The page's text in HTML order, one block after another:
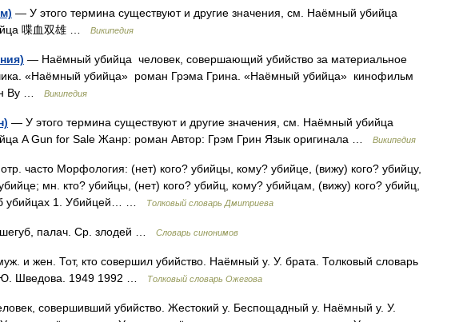
— У этого термина существуют и другие значения, см. Наёмный убийца
喋血双雄 …
Википедия
— Наёмный убийца человек, совершающий убийство за материальное
«Наёмный убийца» роман Грэма Грина. «Наёмный убийца» кинофильм
Ву …
Википедия
— У этого термина существуют и другие значения, см. Наёмный убийца
A Gun for Sale Жанр: роман Автор: Грэм Грин Язык оригинала …
Википедия
часто Морфология: (нет) кого? убийцы, кому? убийце, (вижу) кого? убийцу,
мн. кто? убийцы, (нет) кого? убийц, кому? убийцам, (вижу) кого? убийц,
убийцах 1. Убийцей… …
Толковый словарь Дмитриева
палач. Ср. злодей … Словарь синонимов
и жен. Тот, кто совершил убийство. Наёмный у. У. брата. Толковый словарь
Шведова. 1949 1992 …
Толковый словарь Ожегова
совершивший убийство. Жестокий у. Беспощадный у. Наёмный у. У.